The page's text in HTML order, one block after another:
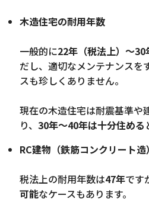
木造住宅の耐用年数
一般的に22年（税法上）〜30
だし、適切なメンテナンスを
スも珍しくありません。
現在の木造住宅は耐震基準や
り、 30年〜40年は十分住める
RC建物（鉄筋コンクリート
税法上の耐用年数は47年です
可能なケースもあります。